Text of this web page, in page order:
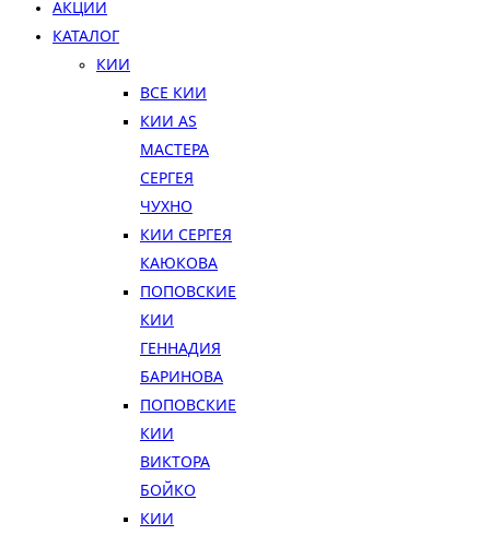
АКЦИИ
КАТАЛОГ
КИИ
ВСЕ КИИ
КИИ AS
МАСТЕРА
СЕРГЕЯ
ЧУХНО
КИИ СЕРГЕЯ
КАЮКОВА
ПОПОВСКИЕ
КИИ
ГЕННАДИЯ
БАРИНОВА
ПОПОВСКИЕ
КИИ
ВИКТОРА
БОЙКО
КИИ